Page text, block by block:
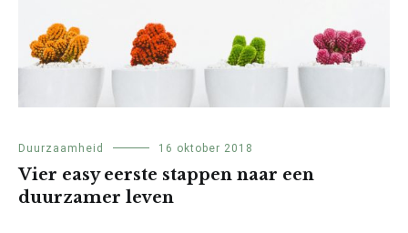
Duurzaamheid 16 oktober 2018
Vier easy eerste stappen naar een
duurzamer leven